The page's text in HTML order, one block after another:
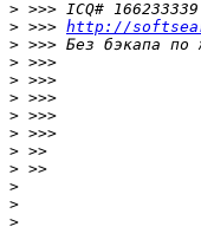
>
> >>> http://
>
>
>
>
>
>
>
>
>
>
>